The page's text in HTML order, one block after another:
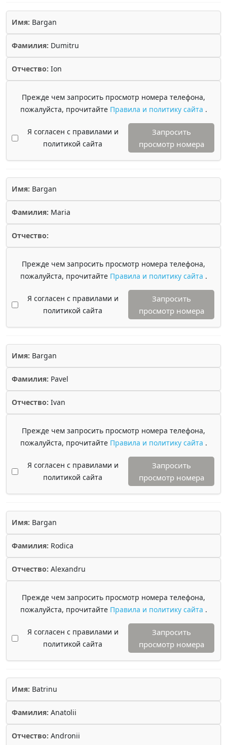
Имя: Bargan
Фамилия: Dumitru
Отчество: Ion
Прежде чем запросить просмотр номера телефона,
пожалуйста, прочитайте Правила и политику сайта .
Я согласен с правилами и
политикой сайта
Запросить
просмотр номера
Имя: Bargan
Фамилия: Maria
Отчество:
Прежде чем запросить просмотр номера телефона,
пожалуйста, прочитайте Правила и политику сайта .
Я согласен с правилами и
политикой сайта
Запросить
просмотр номера
Имя: Bargan
Фамилия: Pavel
Отчество: Ivan
Прежде чем запросить просмотр номера телефона,
пожалуйста, прочитайте Правила и политику сайта .
Я согласен с правилами и
политикой сайта
Запросить
просмотр номера
Имя: Bargan
Фамилия: Rodica
Отчество: Alexandru
Прежде чем запросить просмотр номера телефона,
пожалуйста, прочитайте Правила и политику сайта .
Я согласен с правилами и
политикой сайта
Запросить
просмотр номера
Имя: Batrinu
Фамилия: Anatolii
Отчество: Andronii